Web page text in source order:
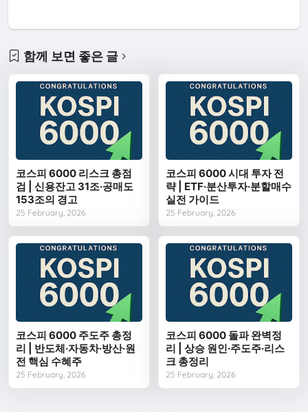
함께 보면 좋은 글
코스피 6000 리스크 총점
검 | 신용잔고 31조·공매도
153조의 경고
25 February, 2026
코스피 6000 시대 투자 전
략 | ETF·분산투자·분할매수
실전 가이드
25 February, 2026
코스피 6000 주도주 총정
리 | 반도체·자동차·방산·원
전 핵심 수혜주
25 February, 2026
코스피 6000 돌파 완벽정
리 | 상승 원인·주도주·리스
크 총정리
25 February, 2026